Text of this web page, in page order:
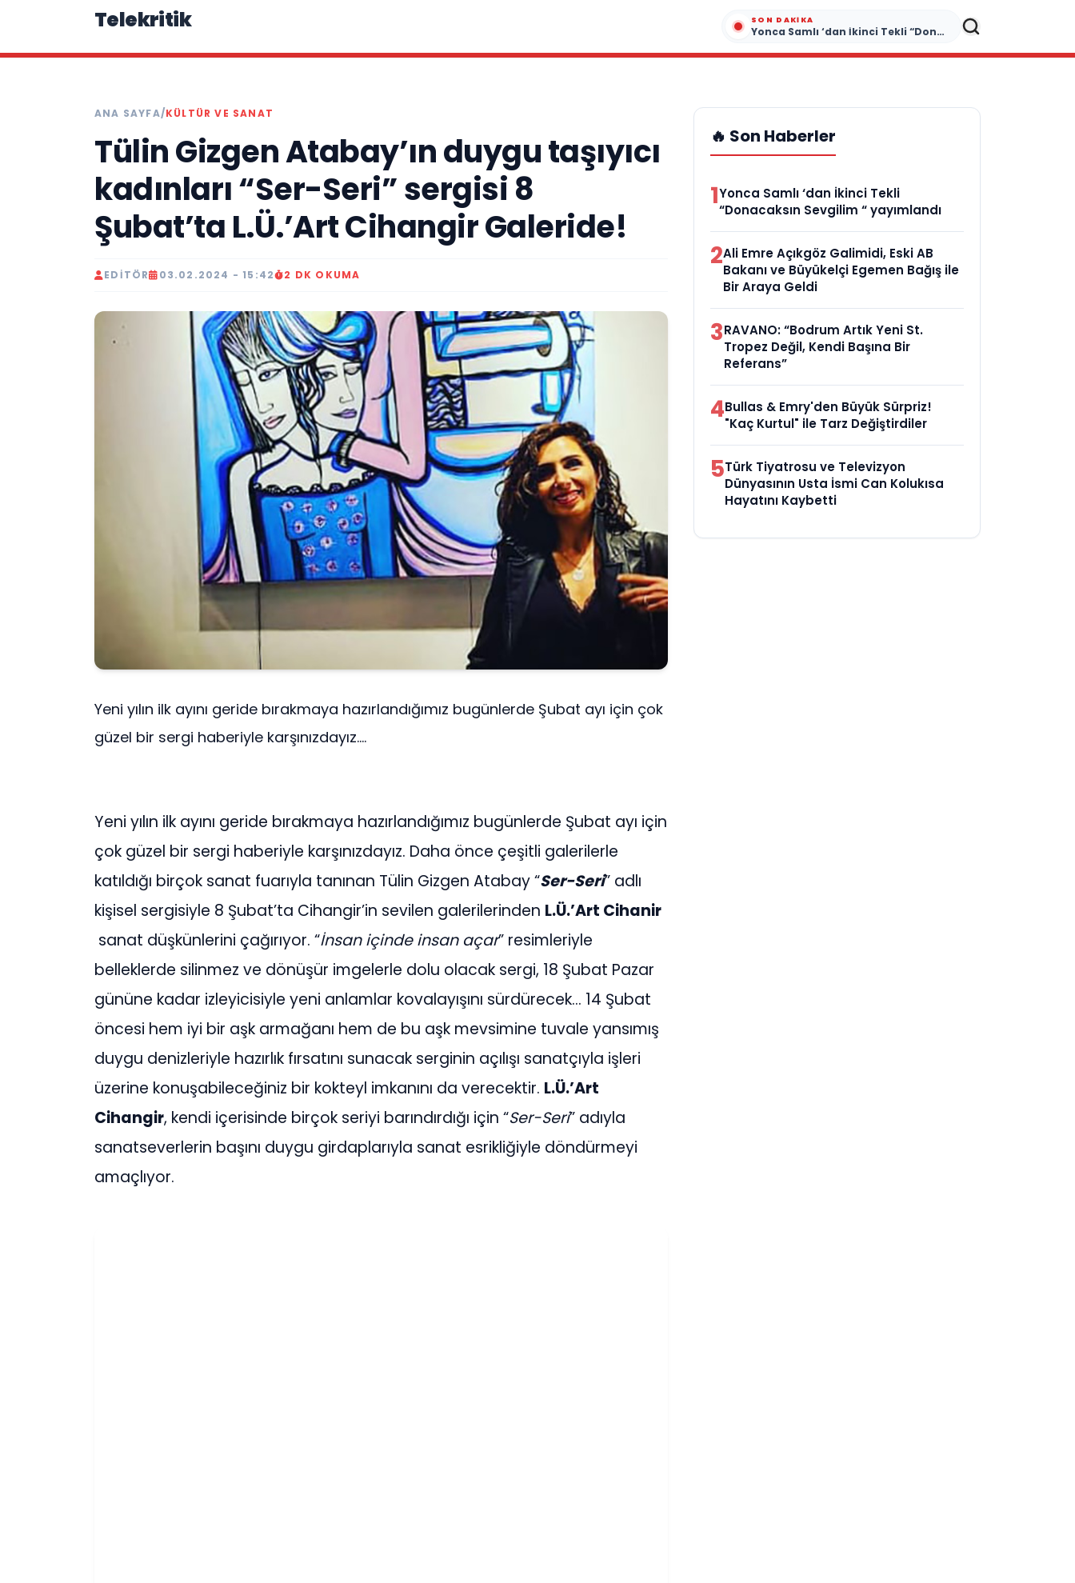
Telekritik SON DAKIKA
Yonca Samlı ‘dan İkinci Tekli “Donacaksın Sevgilim “ yayımlandı
ANA SAYFA/KÜLTÜR VE SANAT
Tülin Gizgen Atabay’ın duygu taşıyıcı
kadınları “Ser-Seri” sergisi 8
Şubat’ta L.Ü.’Art Cihangir Galeride!
EDITÖR 03.02.2024 - 15:42 2 DK OKUMA
Yeni yılın ilk ayını geride bırakmaya hazırlandığımız bugünlerde Şubat ayı için çok
güzel bir sergi haberiyle karşınızdayız....
Yeni yılın ilk ayını geride bırakmaya hazırlandığımız bugünlerde Şubat ayı için
çok güzel bir sergi haberiyle karşınızdayız. Daha önce çeşitli galerilerle
katıldığı birçok sanat fuarıyla tanınan Tülin Gizgen Atabay “Ser-Seri” adlı
kişisel sergisiyle 8 Şubat’ta Cihangir’in sevilen galerilerinden L.Ü.’Art Cihanir
sanat düşkünlerini çağırıyor. “İnsan içinde insan açar” resimleriyle
belleklerde silinmez ve dönüşür imgelerle dolu olacak sergi, 18 Şubat Pazar
gününe kadar izleyicisiyle yeni anlamlar kovalayışını sürdürecek… 14 Şubat
öncesi hem iyi bir aşk armağanı hem de bu aşk mevsimine tuvale yansımış
duygu denizleriyle hazırlık fırsatını sunacak serginin açılışı sanatçıyla işleri
üzerine konuşabileceğiniz bir kokteyl imkanını da verecektir. L.Ü.’Art
Cihangir, kendi içerisinde birçok seriyi barındırdığı için “Ser-Seri” adıyla
sanatseverlerin başını duygu girdaplarıyla sanat esrikliğiyle döndürmeyi
amaçlıyor.
🔥 Son Haberler
1Yonca Samlı ‘dan İkinci Tekli
“Donacaksın Sevgilim “ yayımlandı
2Ali Emre Açıkgöz Galimidi, Eski AB
Bakanı ve Büyükelçi Egemen Bağış ile
Bir Araya Geldi
3RAVANO: “Bodrum Artık Yeni St.
Tropez Değil, Kendi Başına Bir
Referans”
4Bullas & Emry'den Büyük Sürpriz!
"Kaç Kurtul" ile Tarz Değiştirdiler
5Türk Tiyatrosu ve Televizyon
Dünyasının Usta İsmi Can Kolukısa
Hayatını Kaybetti